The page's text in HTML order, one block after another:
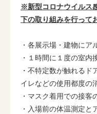
※新型コロナウイルス
下の取り組みを行って
・各展示場・建物にア
・１時間に１度の室内
・不特定数が触れるド
イレなどの使用都度の
・マスク着用での接客
・入場前の体温測定と